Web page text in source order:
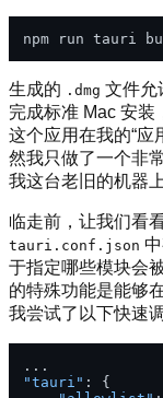
生成的 .dmg 文件允
完成标准 Mac 安装
这个应用在我的“应
然我只做了一个非
我这台老旧的机器
临走前，让我们看
tauri.conf.json
于指定哪些模块会
的特殊功能是能够
我尝试了以下快速
"tauri" :
{